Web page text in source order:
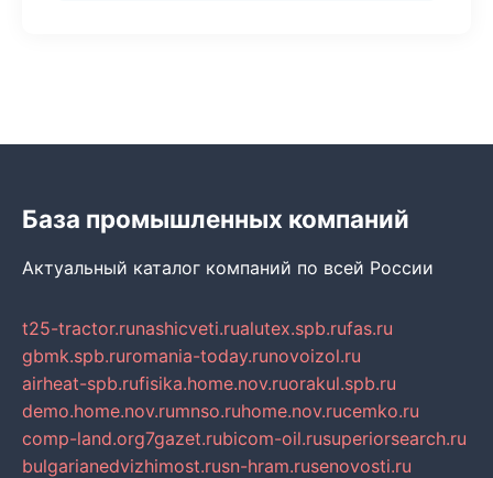
База промышленных компаний
Актуальный каталог компаний по всей России
t25-tractor.runashicveti.rualutex.spb.rufas.ru
gbmk.spb.ruromania-today.runovoizol.ru
airheat-spb.rufisika.home.nov.ruorakul.spb.ru
demo.home.nov.rumnso.ruhome.nov.rucemko.ru
comp-land.org7gazet.rubicom-oil.rusuperiorsearch.ru
bulgarianedvizhimost.rusn-hram.rusenovosti.ru